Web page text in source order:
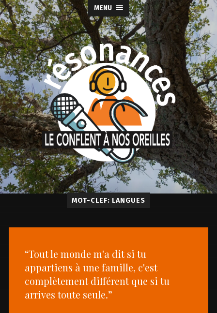
MENU
MOT-CLEF: LANGUES
“Tout le monde m'a dit si tu
appartiens à une famille, c'est
complètement différent que si tu
arrives toute seule.”